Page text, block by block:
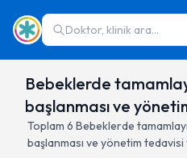
Doktor, klinik ara...
Bebeklerde
başlanması ve
Toplam 6 Bebeklerde
başlanması ve yönetim tedavisi